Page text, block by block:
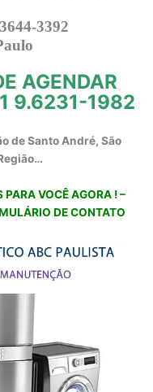
3392
AGENDAR
9.6231-1982
de Santo André, São
VOCÊ AGORA ! –
DE CONTATO